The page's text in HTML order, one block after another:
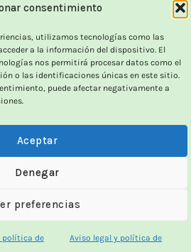
consentimiento
utilizamos tecnologías como las
a la información del dispositivo. El
nos permitirá procesar datos como el
o las identificaciones únicas en este sitio.
puede afectar negativamente a
Aceptar
Denegar
preferencias
política de
Aviso legal y política de
Delivery
×
probada,
imbatibles
y con